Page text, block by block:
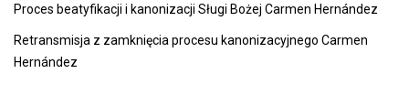
Proces beatyfikacji i kanonizacji Sługi Bożej Carmen Hernández
Retransmisja z zamknięcia procesu kanonizacyjnego Carmen
Hernández